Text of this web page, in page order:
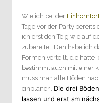
Wie ich bei der
Tage vor der Party
ich erst den Teig wie auf
zubereitet. Den habe ich
Formen verteilt, die hatte
bestimmt auch mit einer
muss man alle Böden
einplanen. Die drei
lassen und erst am